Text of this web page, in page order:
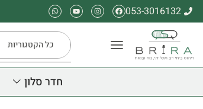
053-3016132
חדר סלון